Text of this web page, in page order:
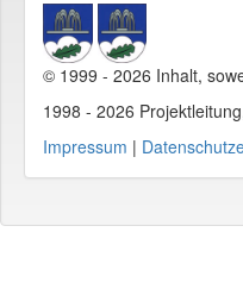
© 1999 - 2026 Inhalt,
1998 - 2026
Impressum |